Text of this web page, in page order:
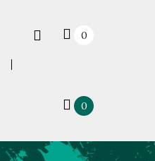
0
0